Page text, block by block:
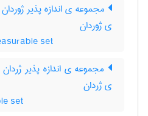
مجموعه ی اندازه پذیر
ی ژوردان
set
مجموعه ی اندازه پذیر
ی ژردان
set